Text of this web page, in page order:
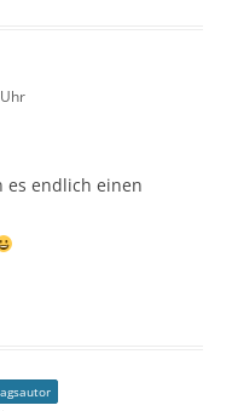
es endlich einen